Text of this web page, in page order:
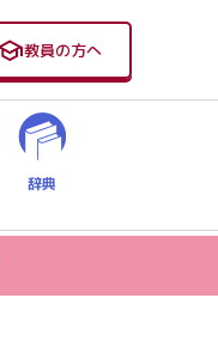
教員の方へ
辞典